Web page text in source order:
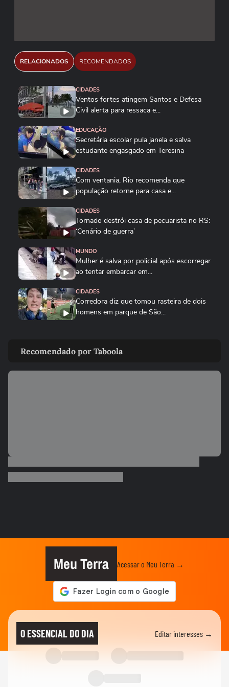
RELACIONADOS RECOMENDADOS
CIDADES
Ventos fortes atingem Santos e Defesa
Civil alerta para ressaca e...
EDUCAÇÃO
Secretária escolar pula janela e salva
estudante engasgado em Teresina
CIDADES
Com ventania, Rio recomenda que
população retorne para casa e...
CIDADES
Tornado destrói casa de pecuarista no RS:
‘Cenário de guerra’
MUNDO
Mulher é salva por policial após escorregar
ao tentar embarcar em...
CIDADES
Corredora diz que tomou rasteira de dois
homens em parque de São...
veículo por policiais...
CIDADES
briga entre vereadores no...
Lula diz que liberdade de expressão 'tem
limite' ao sancionar lei...
"É um milagre": Com 2% de chance de
engravidar, mulher se emociona...
Vídeo mostra o momento da prisão de pai
Recomendado por Taboola
Meu Terra Acessar o Meu Terra →
O ESSENCIAL DO DIA Editar interesses →